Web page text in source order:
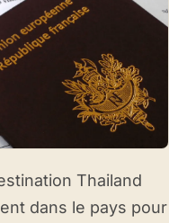
Thailand
dans le pays pour